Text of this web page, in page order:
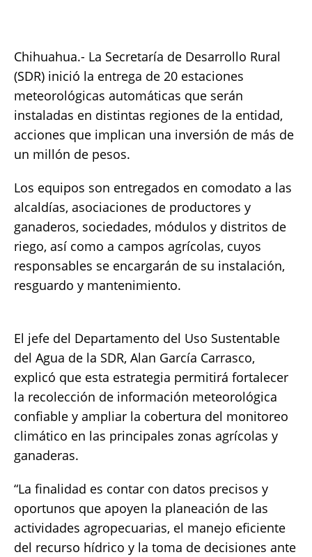
p o
k
k
Chihuahua.- La Secretaría de Desarrollo Rural
(SDR) inició la entrega de 20 estaciones
meteorológicas automáticas que serán
instaladas en distintas regiones de la entidad,
acciones que implican una inversión de más de
un millón de pesos.
Los equipos son entregados en comodato a las
alcaldías, asociaciones de productores y
ganaderos, sociedades, módulos y distritos de
riego, así como a campos agrícolas, cuyos
responsables se encargarán de su instalación,
resguardo y mantenimiento.
El jefe del Departamento del Uso Sustentable
del Agua de la SDR, Alan García Carrasco,
explicó que esta estrategia permitirá fortalecer
la recolección de información meteorológica
confiable y ampliar la cobertura del monitoreo
climático en las principales zonas agrícolas y
ganaderas.
“La finalidad es contar con datos precisos y
oportunos que apoyen la planeación de las
actividades agropecuarias, el manejo eficiente
del recurso hídrico y la toma de decisiones ante